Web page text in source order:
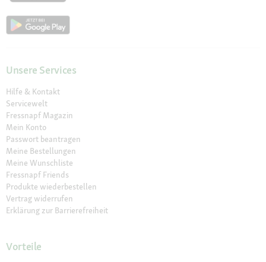
Unsere Services
Hilfe & Kontakt
Servicewelt
Fressnapf Magazin
Mein Konto
Passwort beantragen
Meine Bestellungen
Meine Wunschliste
Fressnapf Friends
Produkte wiederbestellen
Vertrag widerrufen
Erklärung zur Barrierefreiheit
Vorteile